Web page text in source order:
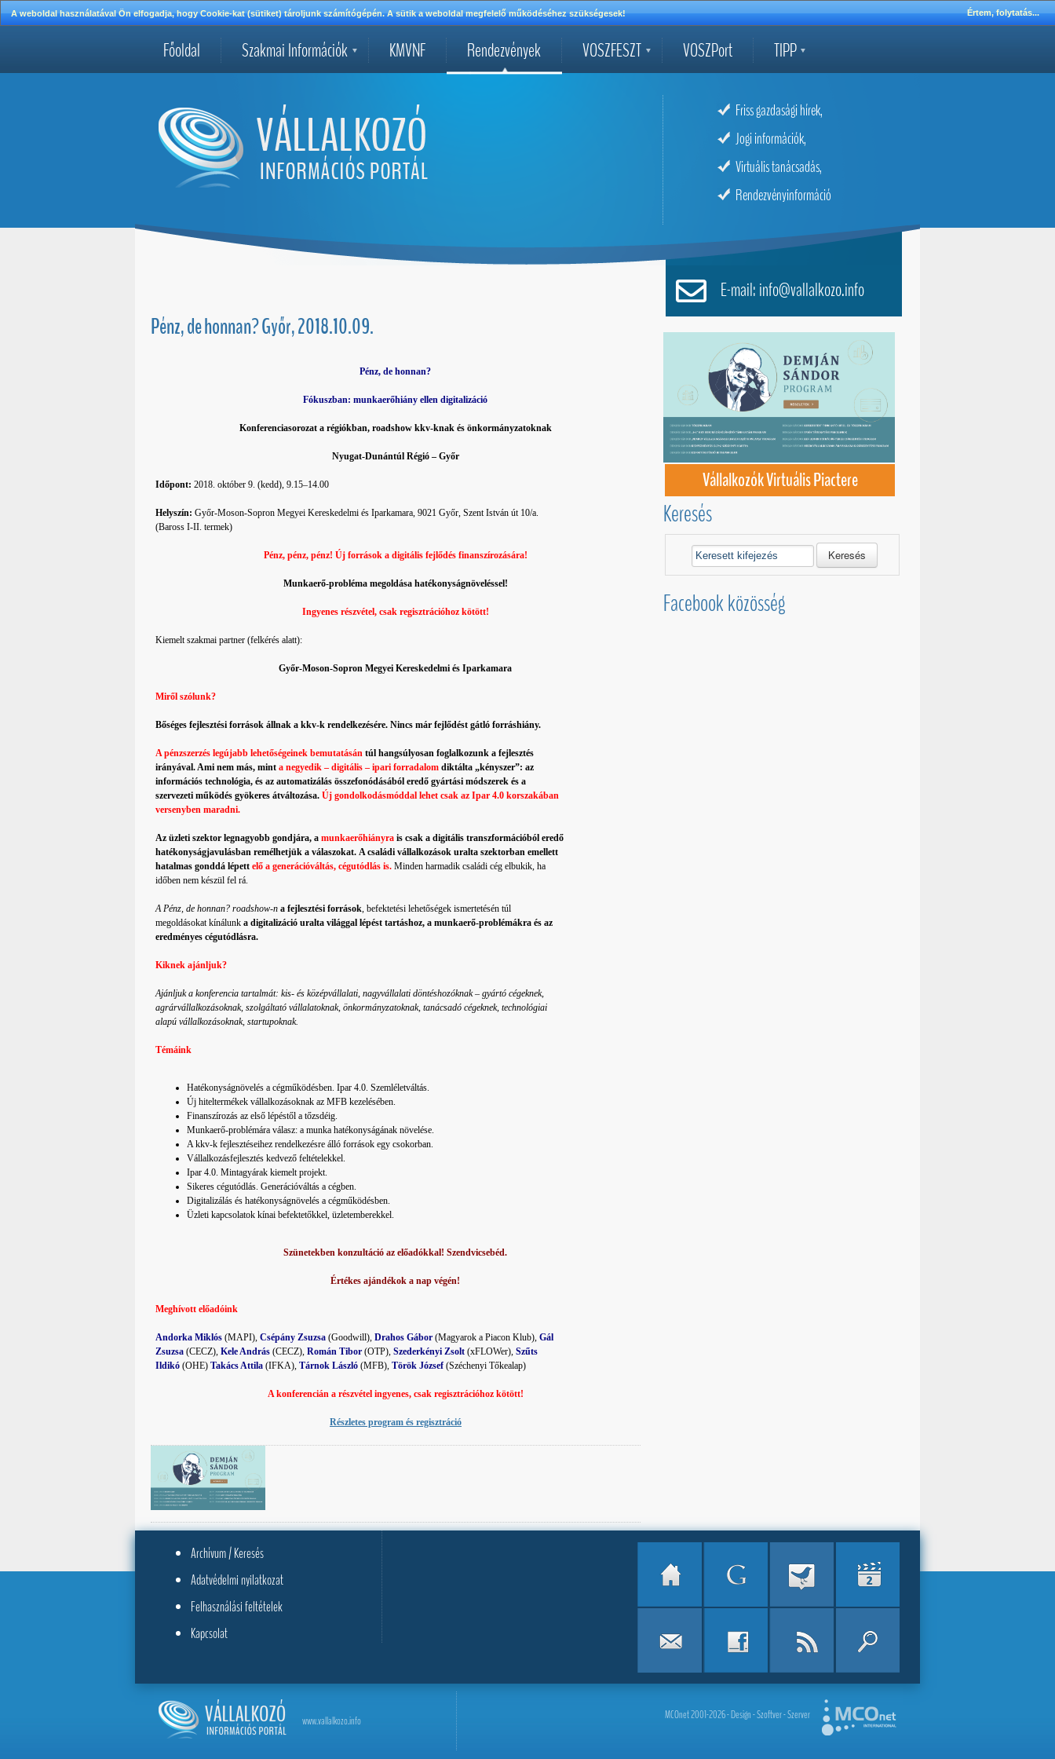
A weboldal használatával Ön elfogadja, hogy Cookie-kat (sütiket) tároljunk számítógépén. A sütik a weboldal megfelelő működéséhez szükségesek! Értem, folytatás...
Főoldal Szakmai Információk KMVNF Rendezvények VOSZFESZT VOSZPort TIPP
Friss gazdasági hírek,
Jogi információk,
Virtuális tanácsadás,
Rendezvényinformáció
Pénz, de honnan? Győr, 2018.10.09.
Pénz, de honnan?
Fókuszban: munkaerőhiány ellen digitalizáció
Konferenciasorozat a régiókban, roadshow kkv-knak és önkormányzatoknak
Nyugat-Dunántúl Régió – Győr
Időpont: 2018. október 9. (kedd), 9.15–14.00
Helyszín: Győr-Moson-Sopron Megyei Kereskedelmi és Iparkamara, 9021 Győr, Szent István út 10/a.
(Baross I-II. termek)
Pénz, pénz, pénz! Új források a digitális fejlődés finanszírozására!
Munkaerő-probléma megoldása hatékonyságnöveléssel!
Ingyenes részvétel, csak regisztrációhoz kötött!
Kiemelt szakmai partner (felkérés alatt):
Győr-Moson-Sopron Megyei Kereskedelmi és Iparkamara
Miről szólunk?
Bőséges fejlesztési források állnak a kkv-k rendelkezésére. Nincs már fejlődést gátló forráshiány.
A pénzszerzés legújabb lehetőségeinek bemutatásán túl hangsúlyosan foglalkozunk a fejlesztés
irányával. Ami nem más, minta negyedik – digitális – ipari forradalom diktálta „kényszer”: az
információs technológia, és az automatizálás összefonódásából eredő gyártási módszerek és a
szervezeti működés gyökeres átváltozása.Új gondolkodásmóddal lehet csak az Ipar 4.0 korszakában
versenyben maradni.
Az üzleti szektor legnagyobb gondjára, amunkaerőhiányra is csak a digitális transzformációból eredő
hatékonyságjavulásban remélhetjük a válaszokat. A családi vállalkozások uralta szektorban emellett
hatalmas gonddá lépett elő a generációváltás, cégutódlás is. Minden harmadik családi cég elbukik, ha
időben nem készül fel rá.
A Pénz, de honnan? roadshow-n a fejlesztési források, befektetési lehetőségek ismertetésén túl
megoldásokat kínálunka digitalizáció uralta világgal lépést tartáshoz, a munkaerő-problémákra és az
eredményes cégutódlásra.
Kiknek ajánljuk?
Ajánljuk a konferencia tartalmát: kis- és középvállalati, nagyvállalati döntéshozóknak – gyártó cégeknek,
agrárvállalkozásoknak, szolgáltató vállalatoknak, önkormányzatoknak, tanácsadó cégeknek, technológiai
alapú vállalkozásoknak, startupoknak.
Témáink
Hatékonyságnövelés a cégműködésben. Ipar 4.0. Szemléletváltás.
Új hiteltermékek vállalkozásoknak az MFB kezelésében.
Finanszírozás az első lépéstől a tőzsdéig.
Munkaerő-problémára válasz: a munka hatékonyságának növelése.
A kkv-k fejlesztéseihez rendelkezésre álló források egy csokorban.
Vállalkozásfejlesztés kedvező feltételekkel.
Ipar 4.0. Mintagyárak kiemelt projekt.
Sikeres cégutódlás. Generációváltás a cégben.
Digitalizálás és hatékonyságnövelés a cégműködésben.
Üzleti kapcsolatok kínai befektetőkkel, üzletemberekkel.
Szünetekben konzultáció az előadókkal! Szendvicsebéd.
Értékes ajándékok a nap végén!
Meghívott előadóink
Andorka Miklós (MAPI),Csépány Zsuzsa (Goodwill),Drahos Gábor (Magyarok a Piacon Klub),Gál
Zsuzsa (CECZ),Kele András (CECZ),Román Tibor (OTP),Szederkényi Zsolt (xFLOWer),Szűts
Ildikó (OHE)Takács Attila (IFKA),Tárnok László (MFB),Török József (Széchenyi Tőkealap)
A konferencián a részvétel ingyenes, csak regisztrációhoz kötött!
Részletes program és regisztráció
E-mail: info@vallalkozo.info
Vállalkozók Virtuális Piactere
Keresés
Keresés
Facebook közösség
Archívum / Keresés
Adatvédelmi nyilatkozat
Felhasználási feltételek
Kapcsolat
www.vallalkozo.info MCOnet 2001-2026 - Design - Szoftver - Szerver